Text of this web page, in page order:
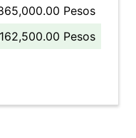
Pesos
Pesos